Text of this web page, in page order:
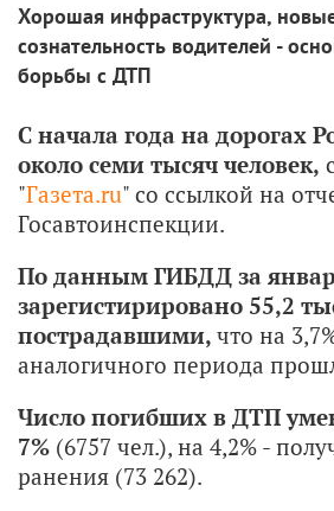
Хорошая инфраструктура,
сознательность водителей -
борьбы с ДТП
С начала года на дорогах
около семи тысяч человек,
"Газета.ru" со ссылкой на
Госавтоинспекции.
По данным ГИБДД за
зарегистирировано 55,2
пострадавшими, что на
аналогичного периода
Число погибших в ДТП
7% (6757 чел.), на 4,2% -
ранения (73 262).